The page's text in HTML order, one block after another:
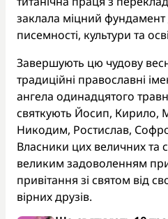
заклала міцний фундамент
писемності, культури та
Завершують цю чудову
традиційні православні
ангела одинадцятого
святкують Йосип, Кирило,
Никодим, Ростислав,
Власники цих величних та
великим задоволенням
привітання зі святом від
вірних друзів.